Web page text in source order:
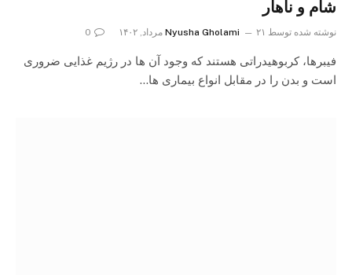
شام و ناهار
نوشته شده توسط Nyusha Gholami ۲۱ مرداد, ۱۴۰۲ 0
فیبرها، کربوهیدراتی هستند که وجود آن ها در رژیم غذایی ضروری
است و بدن را در مقابل انواع بیماری ها…